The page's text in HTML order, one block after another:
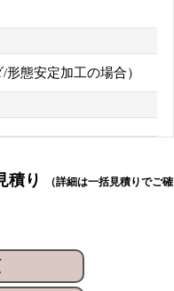
態安定加工の場合）
積り
（詳細は一括見積りでご確